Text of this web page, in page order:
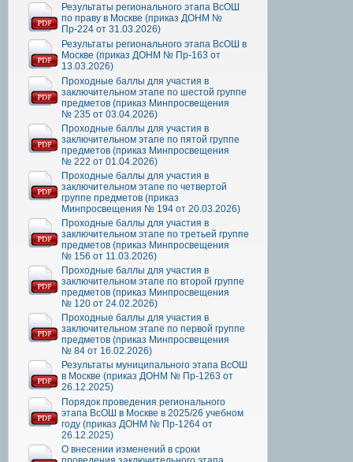
Результаты регионального этапа ВсОШ
по праву в Москве (приказ ДОНМ №
Пр-224 от 31.03.2026)
Результаты регионального этапа ВсОШ в
Москве (приказ ДОНМ № Пр-163 от
13.03.2026)
Проходные баллы для участия в
заключительном этапе по шестой группе
предметов (приказ Минпросвещения
№ 235 от 03.04.2026)
Проходные баллы для участия в
заключительном этапе по пятой группе
предметов (приказ Минпросвещения
№ 222 от 01.04.2026)
Проходные баллы для участия в
заключительном этапе по четвертой
группе предметов (приказ
Минпросвещения № 194 от 20.03.2026)
Проходные баллы для участия в
заключительном этапе по третьей группе
предметов (приказ Минпросвещения
№ 156 от 11.03.2026)
Проходные баллы для участия в
заключительном этапе по второй группе
предметов (приказ Минпросвещения
№ 120 от 24.02.2026)
Проходные баллы для участия в
заключительном этапе по первой группе
предметов (приказ Минпросвещения
№ 84 от 16.02.2026)
Результаты муниципального этапа ВсОШ
в Москве (приказ ДОНМ № Пр-1263 от
26.12.2025)
Порядок проведения регионального
этапа ВсОШ в Москве в 2025/26 учебном
году (приказ ДОНМ № Пр-1264 от
26.12.2025)
О внесении изменений в сроки